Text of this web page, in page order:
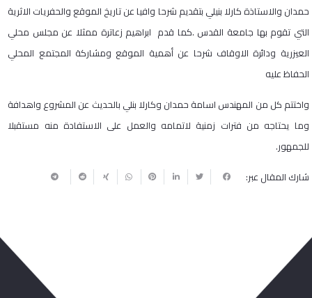
حمدان والاستاذة كارلا بنيلي بتقديم شرحا وافيا عن تاريخ الموقع والحفريات الاثرية
التي تقوم بها جامعة القدس .كما قدم ابراهيم زعاترة ممثلا عن مجلس محلي
العيزرية ودائرة الاوقاف شرحا عن أهمية الموقع ومشاركة المجتمع المحلي
الحفاظ عليه
واختتم كل من المهندس اسامة حمدان وكارلا بنلي بالحديث عن المشروع واهدافة
وما يحتاجه من فترات زمنية لاتمامه والعمل على الاستفادة منه مستقبلا
للجمهور.
شارك المقال عبر: